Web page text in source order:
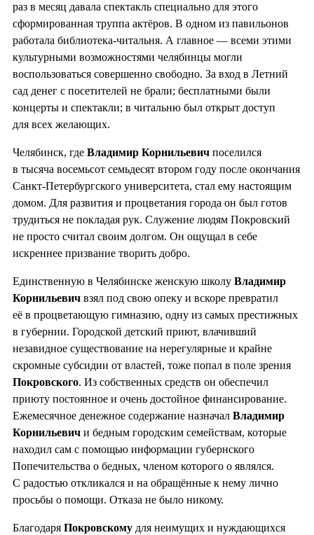
раз в месяц давала спектакль специально для этого
сформированная труппа актёров. В одном из павильонов
работала библиотека-читальня. А главное — всеми этими
культурными возможностями челябинцы могли
воспользоваться совершенно свободно. За вход в Летний
сад денег с посетителей не брали; бесплатными были
концерты и спектакли; в читальню был открыт доступ
для всех желающих.
Челябинск, где Владимир Корнильевич поселился
в тысяча восемьсот семьдесят втором году после окончания
Санкт-Петербургского университета, стал ему настоящим
домом. Для развития и процветания города он был готов
трудиться не покладая рук. Служение людям Покровский
не просто считал своим долгом. Он ощущал в себе
искреннее призвание творить добро.
Единственную в Челябинске женскую школу Владимир
Корнильевич взял под свою опеку и вскоре превратил
её в процветающую гимназию, одну из самых престижных
в губернии. Городской детский приют, влачивший
незавидное существование на нерегулярные и крайне
скромные субсидии от властей, тоже попал в поле зрения
Покровского. Из собственных средств он обеспечил
приюту постоянное и очень достойное финансирование.
Ежемесячное денежное содержание назначал Владимир
Корнильевич и бедным городским семействам, которые
находил сам с помощью информации губернского
Попечительства о бедных, членом которого о являлся.
С радостью откликался и на обращённые к нему лично
просьбы о помощи. Отказа не было никому.
Благодаря Покровскому для неимущих и нуждающихся